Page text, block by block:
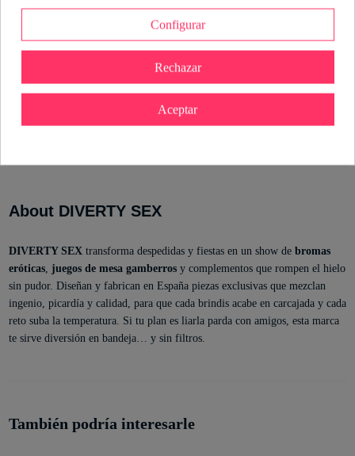
Detalles del producto
Referencia 8412345051302
About DIVERTY SEX
DIVERTY SEXtransforma despedidas y fiestas en un show de bromas
eróticas, juegos de mesa gamberrosy complementos que rompen el hielo
sin pudor. Diseñan y fabrican en España piezas exclusivas que mezclan
ingenio, picardía y calidad, para que cada brindis acabe en carcajada y cada
reto suba la temperatura. Si tu plan es liarla parda con amigos, esta marca
te sirve diversión en bandeja… y sin filtros.
También podría interesarle
Configurar
Rechazar
Aceptar